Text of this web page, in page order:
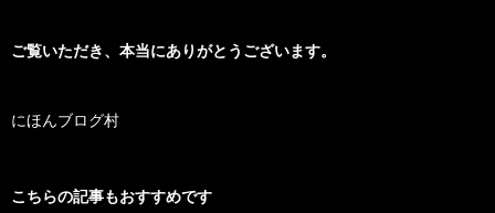
ご覧いただき、本当にありがとうございます。
にほんブログ村
こちらの記事もおすすめです